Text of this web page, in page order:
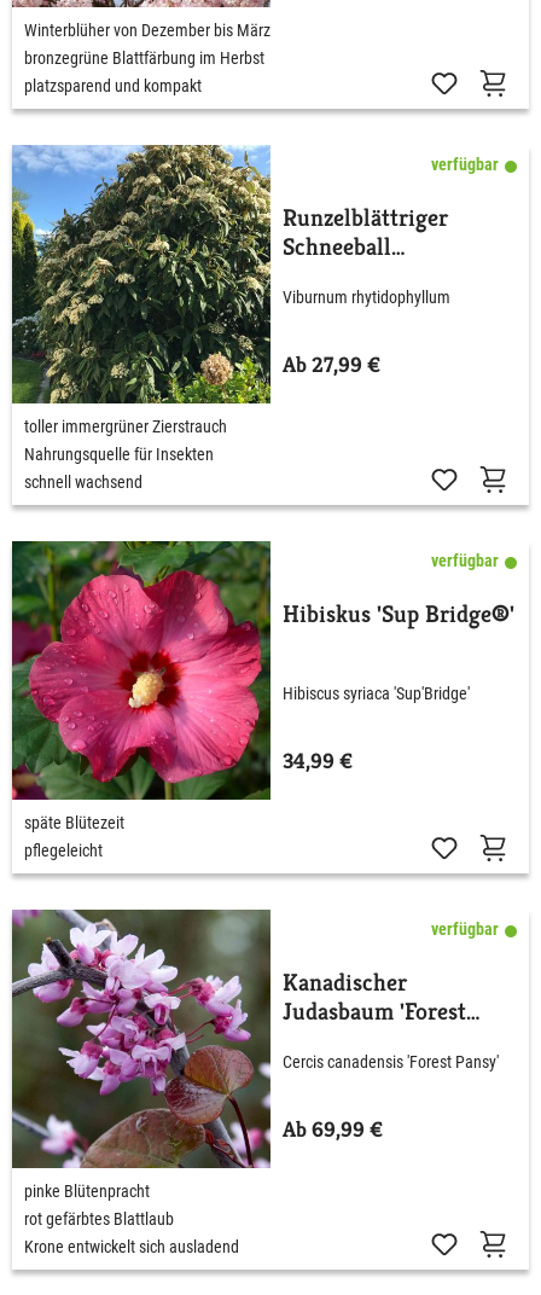
Winterblüher von Dezember bis März
bronzegrüne Blattfärbung im Herbst
platzsparend und kompakt
verfügbar
Runzelblättriger
Schneeball
Viburnum rhytidophyllum
Ab 27,99 €
toller immergrüner Zierstrauch
Nahrungsquelle für Insekten
schnell wachsend
verfügbar
Hibiskus 'Sup Bridge®'
Hibiscus syriaca 'Sup'Bridge'
34,99 €
späte Blütezeit
pflegeleicht
verfügbar
Kanadischer
Judasbaum 'Forest
Cercis canadensis 'Forest Pansy'
Ab 69,99 €
pinke Blütenpracht
rot gefärbtes Blattlaub
Krone entwickelt sich ausladend